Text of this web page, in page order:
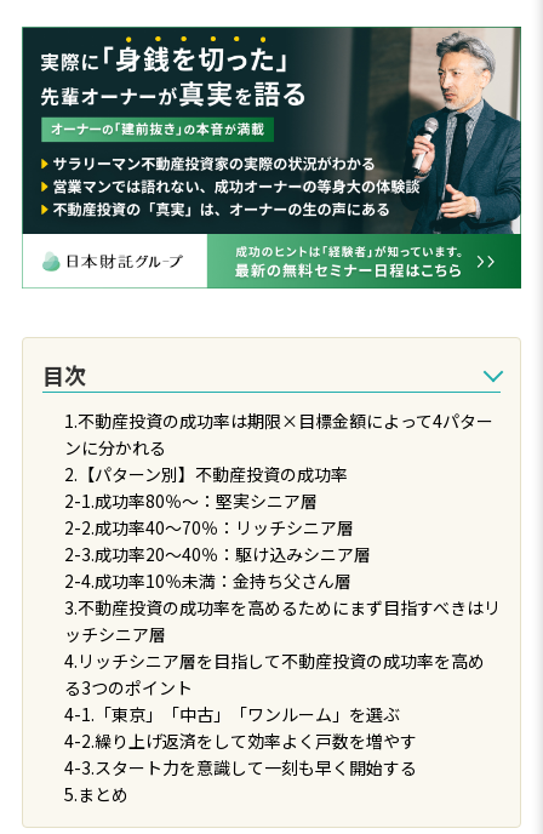
目次
1.不動産投資の成功率は期限×目標金額によって4パター
ンに分かれる
2.【パターン別】不動産投資の成功率
2-1.成功率80％～：堅実シニア層
2-2.成功率40～70％：リッチシニア層
2-3.成功率20～40％：駆け込みシニア層
2-4.成功率10％未満：金持ち父さん層
3.不動産投資の成功率を高めるためにまず目指すべきはリ
ッチシニア層
4.リッチシニア層を目指して不動産投資の成功率を高め
る3つのポイント
4-1.「東京」「中古」「ワンルーム」を選ぶ
4-2.繰り上げ返済をして効率よく戸数を増やす
4-3.スタート力を意識して一刻も早く開始する
5.まとめ